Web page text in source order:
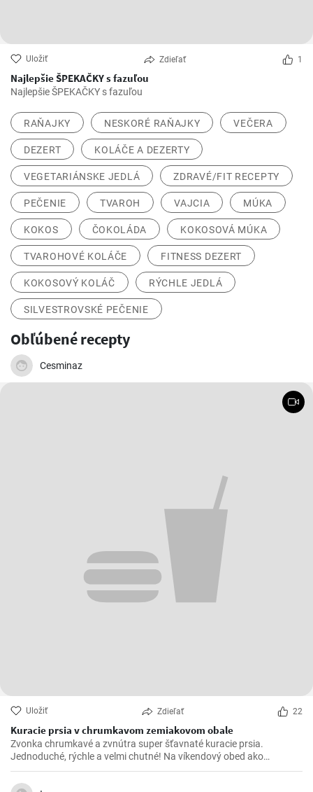
Uložiť Zdieľať 1
Najlepšie ŠPEKAČKY s fazuľou
Najlepšie ŠPEKAČKY s fazuľou
RAŇAJKY NESKORÉ RAŇAJKY VEČERA
DEZERT KOLÁČE A DEZERTY
VEGETARIÁNSKE JEDLÁ ZDRAVÉ/FIT RECEPTY
PEČENIE TVAROH VAJCIA MÚKA
KOKOS ČOKOLÁDA KOKOSOVÁ MÚKA
TVAROHOVÉ KOLÁČE FITNESS DEZERT
KOKOSOVÝ KOLÁČ RÝCHLE JEDLÁ
SILVESTROVSKÉ PEČENIE
Obľúbené recepty
Cesminaz
Uložiť Zdieľať 22
Kuracie prsia v chrumkavom zemiakovom obale
Zvonka chrumkavé a zvnútra super šťavnaté kuracie prsia.
Jednoduché, rýchle a velmi chutné! Na víkendový obed ako
stvorené 😍